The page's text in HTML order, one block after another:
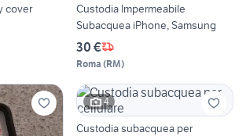
cover
Custodia Impermeabile
Subacquea iPhone, Samsung
30 €
Roma (RM)
4
Custodia subacquea per